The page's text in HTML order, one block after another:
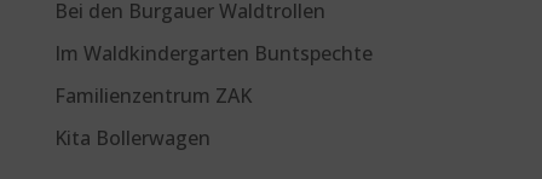
Bei den Burgauer Waldtrollen
Im Waldkindergarten Buntspechte
Familienzentrum ZAK
Kita Bollerwagen